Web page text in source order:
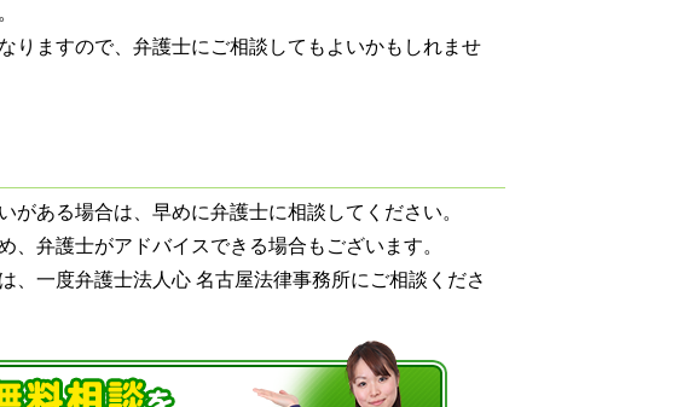
りますので、弁護士にご相談してもよいかもしれませ
がある場合は、早めに弁護士に相談してください。
、弁護士がアドバイスできる場合もございます。
、一度弁護士法人心 名古屋法律事務所にご相談くださ